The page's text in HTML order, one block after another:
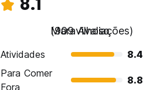
Maravilhoso
(909 Avaliações)
Atividades
8.4
Para Comer
Fora
8.8